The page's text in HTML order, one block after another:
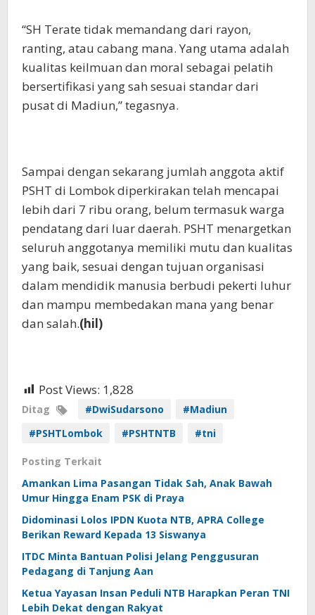
“SH Terate tidak memandang dari rayon,
ranting, atau cabang mana. Yang utama adalah
kualitas keilmuan dan moral sebagai pelatih
bersertifikasi yang sah sesuai standar dari
pusat di Madiun,” tegasnya.
Sampai dengan sekarang jumlah anggota aktif
PSHT di Lombok diperkirakan telah mencapai
lebih dari 7 ribu orang, belum termasuk warga
pendatang dari luar daerah. PSHT menargetkan
seluruh anggotanya memiliki mutu dan kualitas
yang baik, sesuai dengan tujuan organisasi
dalam mendidik manusia berbudi pekerti luhur
dan mampu membedakan mana yang benar
dan salah.(hil)
Post Views: 1,828
Ditag #DwiSudarsono
#Madiun
#PSHTLombok
#PSHTNTB #tni
Posting Terkait
Amankan Lima Pasangan Tidak Sah, Anak Bawah
Umur Hingga Enam PSK di Praya
Didominasi Lolos IPDN Kuota NTB, APRA College
Berikan Reward Kepada 13 Siswanya
ITDC Minta Bantuan Polisi Jelang Penggusuran
Pedagang di Tanjung Aan
Ketua Yayasan Insan Peduli NTB Harapkan Peran TNI
Lebih Dekat dengan Rakyat